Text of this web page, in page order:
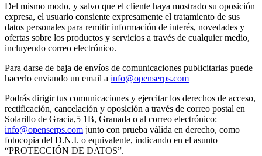
Del mismo modo, y salvo que el cliente haya mostrado su oposición
expresa, el usuario consiente expresamente el tratamiento de sus
datos personales para remitir información de interés, novedades y
ofertas sobre los productos y servicios a través de cualquier medio,
incluyendo correo electrónico.
Para darse de baja de envíos de comunicaciones publicitarias puede
hacerlo enviando un email a info@openserps.com
Podrás dirigir tus comunicaciones y ejercitar los derechos de acceso,
rectificación, cancelación y oposición a través de correo postal en
Solarillo de Gracia,5 1B, Granada o al correo electrónico:
info@openserps.com junto con prueba válida en derecho, como
fotocopia del D.N.I. o equivalente, indicando en el asunto
“PROTECCIÓN DE DATOS”.